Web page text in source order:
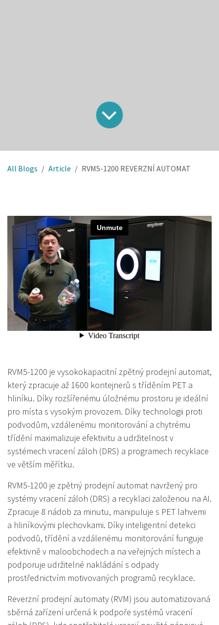
All Blogs Article RVM5-1200 REVERZNÍ AUTOMAT
RVM5-1200 je vysokokapacitní zpětný prodejní automat,
který zpracuje až 1600 kontejnerů s tříděním PET a
hliníku. Díky rozšířenému úložnému prostoru je ideální
pro místa s vysokým provozem. Díky technologii proti
podvodům, vzdálenému monitorování a chytrému
třídění maximalizuje efektivitu a udržitelnost v
systémech vracení záloh (DRS) a programech recyklace
ve větším měřítku.
RVM5-1200 je zpětný prodejní automat navržený pro
systémy vracení záloh (DRS) a recyklaci založenou na AI.
Zpracuje 8 nádob za minutu, manipuluje s PET lahvemi
a hliníkovými plechovkami. Díky inteligentní detekci
podvodů, třídění a vzdálenému monitorování funguje
efektivně v maloobchodech a na veřejných místech a
podporuje udržitelné nakládání s odpady
prostřednictvím motivovaných programů recyklace.
Reverzní prodejní automaty (RVM) jsou automatizovaná
sběrná zařízení určená k podpoře systémů vracení